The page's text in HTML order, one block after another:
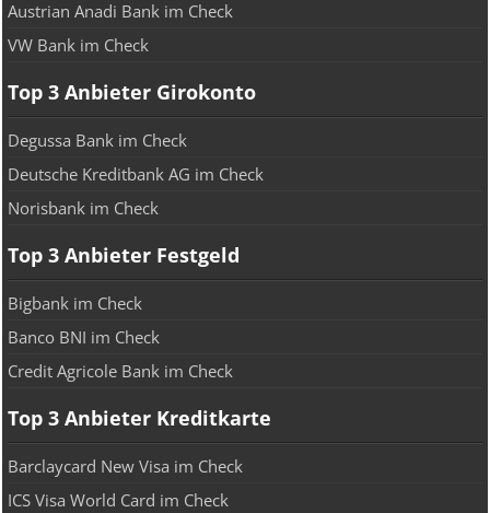
Austrian Anadi Bank im Check
VW Bank im Check
Top 3 Anbieter Girokonto
Degussa Bank im Check
Deutsche Kreditbank AG im Check
Norisbank im Check
Top 3 Anbieter Festgeld
Bigbank im Check
Banco BNI im Check
Credit Agricole Bank im Check
Top 3 Anbieter Kreditkarte
Barclaycard New Visa im Check
ICS Visa World Card im Check